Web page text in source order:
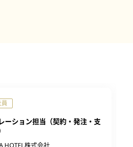
ーション担当（契約・発注・支
HOTEL株式会社